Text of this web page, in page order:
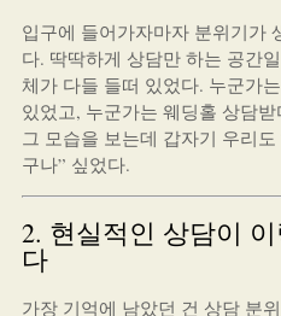
입구에 들어가자마자 분위기가
다. 딱딱하게 상담만 하는 공간
체가 다들 들떠 있었다. 누군가
있었고, 누군가는 웨딩홀 상담
그 모습을 보는데 갑자기 우리
구나” 싶었다.
2. 현실적인 상담이
다
가장 기억에 남았던 건 상담 분